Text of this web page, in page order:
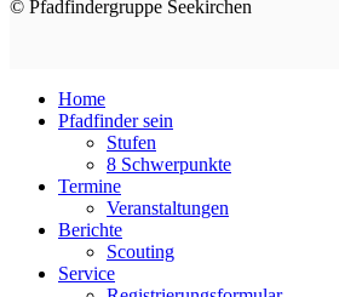
© Pfadfindergruppe Seekirchen
Home
Pfadfinder sein
Stufen
8 Schwerpunkte
Termine
Veranstaltungen
Berichte
Scouting
Service